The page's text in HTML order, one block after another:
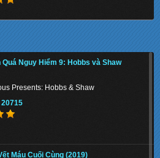
Quá Nguy Hiểm 9: Hobbs và Shaw
Presents: Hobbs & Shaw
(2019)
Quá Nguy Hiểm 9: Hobbs và Shaw
Presents: Hobbs & Shaw
Máu Cuối Cùng (2019)